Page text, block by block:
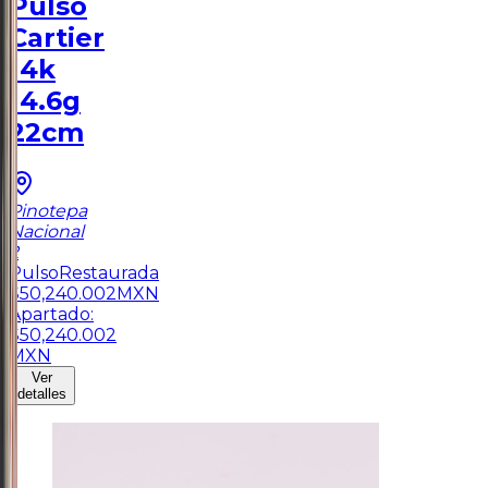
Pulso
Cartier
14k
14.6g
22cm
Pinotepa
Nacional
2
Pulso Restaurada
$50,240.002 MXN
Apartado:
$50,240.002
MXN
Ver
detalles